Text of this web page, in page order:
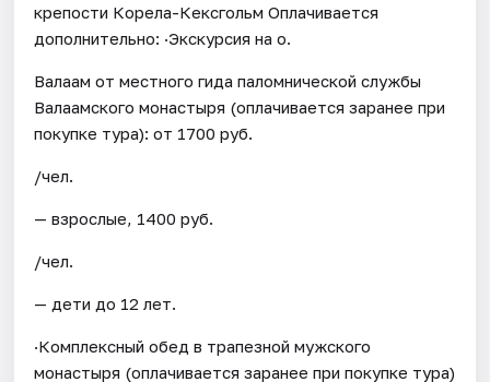
крепости Корела-Кексгольм Оплачивается
дополнительно: ·Экскурсия на о.
Валаам от местного гида паломнической службы
Валаамского монастыря (оплачивается заранее при
покупке тура): от 1700 руб.
/чел.
— взрослые, 1400 руб.
/чел.
— дети до 12 лет.
·Комплексный обед в трапезной мужского
монастыря (оплачивается заранее при покупке тура)